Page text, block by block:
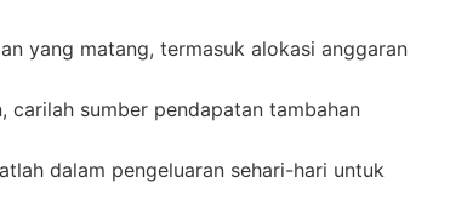
yang matang, termasuk alokasi anggaran
carilah sumber pendapatan tambahan
dalam pengeluaran sehari-hari untuk